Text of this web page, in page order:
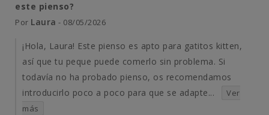
este pienso?
Por Laura - 08/05/2026
¡Hola, Laura! Este pienso es apto para gatitos kitten,
así que tu peque puede comerlo sin problema. Si
todavía no ha probado pienso, os recomendamos
introducirlo poco a poco para que se adapte...
Ver
más